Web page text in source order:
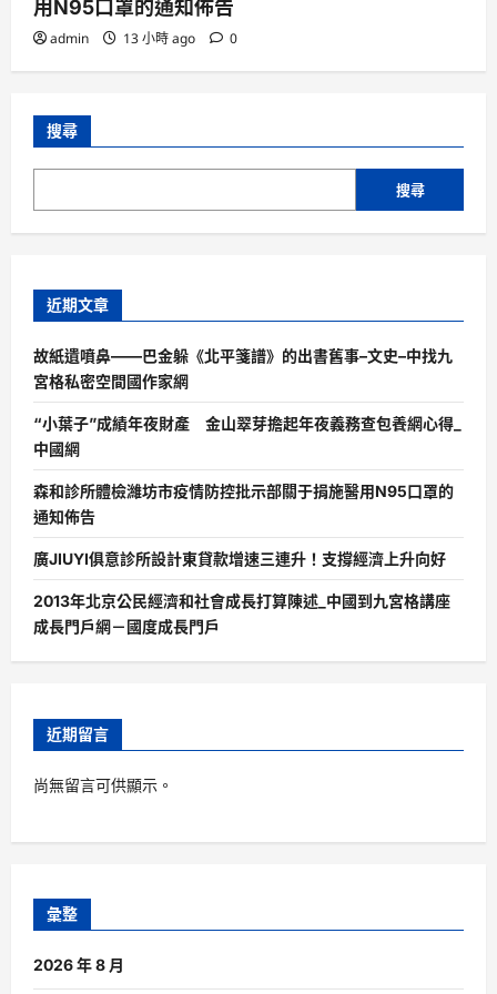
用N95口罩的通知佈告
admin 13 小時 ago 0
搜尋
搜尋
近期文章
故紙遺噴鼻——巴金躲《北平箋譜》的出書舊事–文史–中找九
宮格私密空間國作家網
“小葉子”成績年夜財產 金山翠芽擔起年夜義務查包養網心得_
中國網
森和診所體檢濰坊市疫情防控批示部關于捐施醫用N95口罩的
通知佈告
廣JIUYI俱意診所設計東貸款增速三連升！支撐經濟上升向好
2013年北京公民經濟和社會成長打算陳述_中國到九宮格講座
成長門戶網－國度成長門戶
近期留言
尚無留言可供顯示。
彙整
2026 年 8 月